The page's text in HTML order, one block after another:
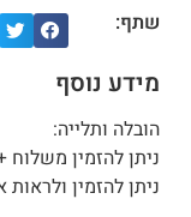
שתף:
מידע נוסף
הובלה ותלייה:
ניתן להזמין משלוח +
ניתן להזמין